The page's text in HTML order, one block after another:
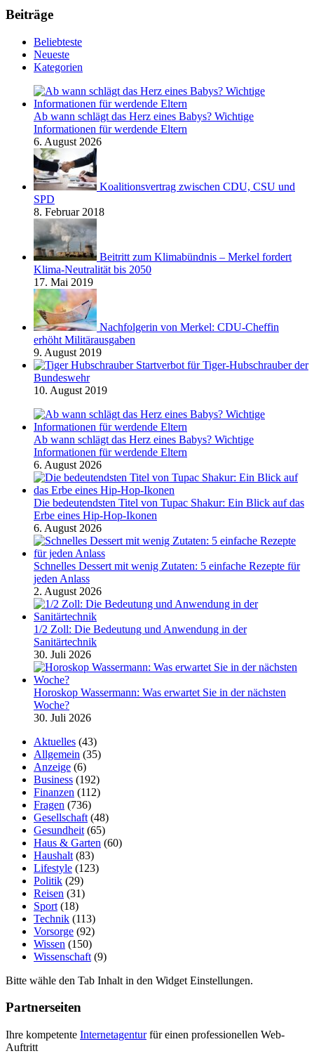
Beiträge
Beliebteste
Neueste
Kategorien
Ab wann schlägt das Herz eines Babys? Wichtige
Informationen für werdende Eltern
6. August 2026
Koalitionsvertrag zwischen CDU, CSU und
SPD
8. Februar 2018
Beitritt zum Klimabündnis – Merkel fordert
Klima-Neutralität bis 2050
17. Mai 2019
Nachfolgerin von Merkel: CDU-Cheffin
erhöht Militärausgaben
9. August 2019
Startverbot für Tiger-Hubschrauber der
Bundeswehr
10. August 2019
Ab wann schlägt das Herz eines Babys? Wichtige
Informationen für werdende Eltern
6. August 2026
Die bedeutendsten Titel von Tupac Shakur: Ein Blick auf das
Erbe eines Hip-Hop-Ikonen
6. August 2026
Schnelles Dessert mit wenig Zutaten: 5 einfache Rezepte für
jeden Anlass
2. August 2026
1/2 Zoll: Die Bedeutung und Anwendung in der
Sanitärtechnik
30. Juli 2026
Horoskop Wassermann: Was erwartet Sie in der nächsten
Woche?
30. Juli 2026
Aktuelles (43)
Allgemein (35)
Anzeige (6)
Business (192)
Finanzen (112)
Fragen (736)
Gesellschaft (48)
Gesundheit (65)
Haus & Garten (60)
Haushalt (83)
Lifestyle (123)
Politik (29)
Reisen (31)
Sport (18)
Technik (113)
Vorsorge (92)
Wissen (150)
Wissenschaft (9)
Bitte wähle den Tab Inhalt in den Widget Einstellungen.
Partnerseiten
Ihre kompetente Internetagenturfür einen professionellen Web-
Auftritt